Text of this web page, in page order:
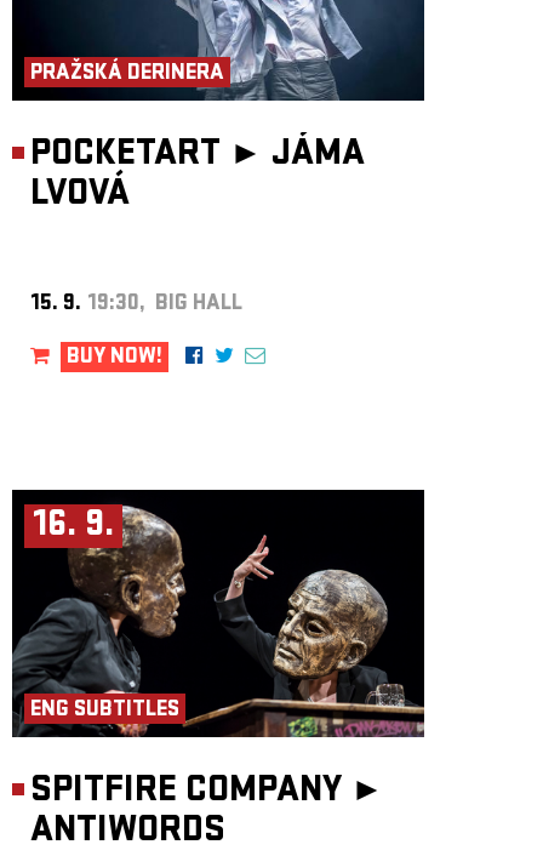
PRAŽSKÁ DERINERA
POCKETART ► JÁMA
LVOVÁ
15. 9. 19:30, BIG HALL
BUY NOW!
16. 9.
ENG SUBTITLES
SPITFIRE COMPANY ►
ANTIWORDS